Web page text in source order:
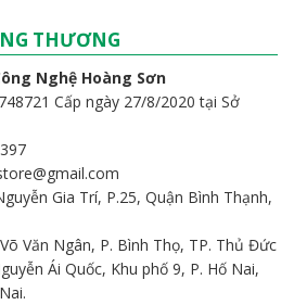
THƯƠNG
Nghệ Hoàng Sơn
Cấp ngày 27/8/2020 tại Sở
Gia Trí, P.25, Quận Bình Thạnh,
Văn Ngân, P. Bình Thọ, TP. Thủ Đức
Ái Quốc, Khu phố 9, P. Hố Nai,